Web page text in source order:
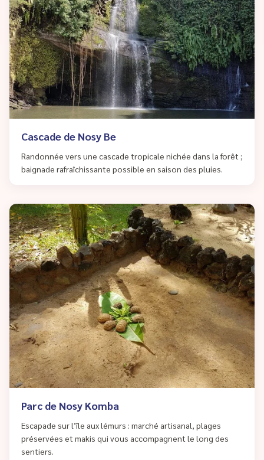
Cascade de Nosy Be
Randonnée vers une cascade tropicale nichée dans la forêt ;
baignade rafraîchissante possible en saison des pluies.
Parc de Nosy Komba
Escapade sur l’île aux lémurs : marché artisanal, plages
préservées et makis qui vous accompagnent le long des
sentiers.